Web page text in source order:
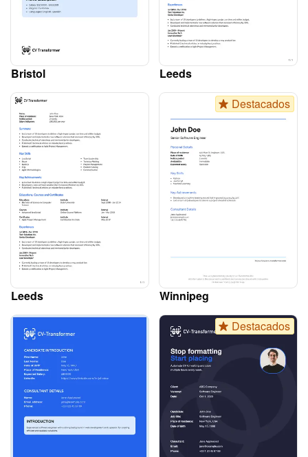
Bristol Leeds
Leeds
Destacados
Winnipeg
Destacados